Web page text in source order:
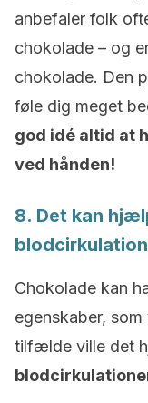
anbefaler folk
chokolade – og
chokolade. Den
føle dig meget
god idé altid at
ved hånden!
8. Det kan
Chokolade kan
egenskaber,
tilfælde ville det